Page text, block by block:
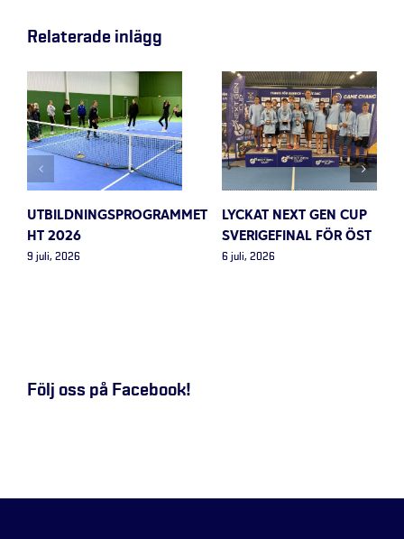
Relaterade inlägg
UTBILDNINGSPROGRAMMET
HT 2026
9 juli, 2026
LYCKAT NEXT GEN CUP
SVERIGEFINAL FÖR ÖST
6 juli, 2026
Följ oss på Facebook!